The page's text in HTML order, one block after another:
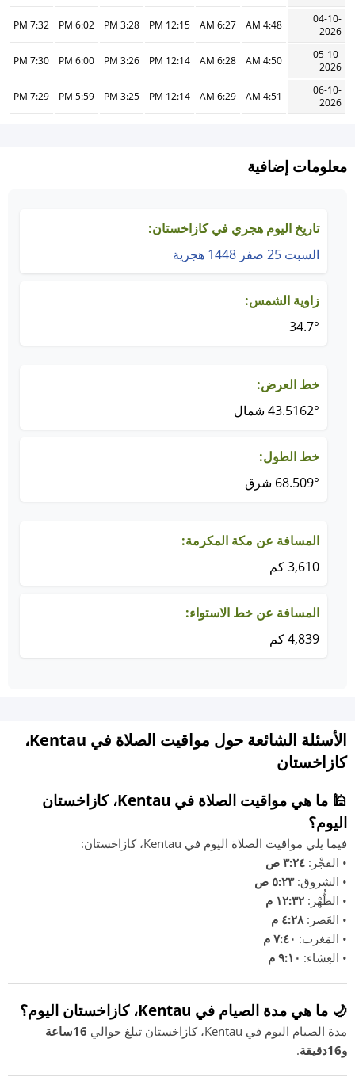
04-10-
2026
4:48 AM
6:27 AM
12:15 PM
3:28 PM
6:02 PM
7:32 PM
05-10-
2026
4:50 AM
6:28 AM
12:14 PM
3:26 PM
6:00 PM
7:30 PM
06-10-
2026
4:51 AM
6:29 AM
12:14 PM
3:25 PM
5:59 PM
7:29 PM
معلومات إضافية
تاريخ اليوم هجري في كازاخستان:
السبت 25 صفر 1448 هجرية
زاوية الشمس:
34.7°
خط العرض:
43.5162° شمال
خط الطول:
68.509° شرق
المسافة عن مكة المكرمة:
3,610 كم
المسافة عن خط الاستواء:
4,839 كم
الأسئلة الشائعة حول مواقيت الصلاة في Kentau،
كازاخستان
🕌 ما هي مواقيت الصلاة في Kentau، كازاخستان
اليوم؟
فيما يلي مواقيت الصلاة اليوم في Kentau، كازاخستان:
• الفجْر: ٣:٢٤ ص
• الشروق:٥:٢٣ ص
• الظُّهْر: ١٢:٣٢ م
• العَصر:٤:٢٨ م
• المَغرب: ٧:٤٠ م
• العِشاء: ٩:١٠ م
🌙 ما هي مدة الصيام في Kentau، كازاخستان اليوم؟
مدة الصيام اليوم في Kentau، كازاخستان تبلغ حوالي
16ساعة
و16دقيقة
.